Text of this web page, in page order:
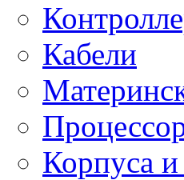
Кабели
Корпуса